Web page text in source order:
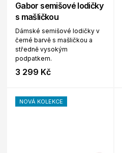
Gabor semišové lodičky
s mašličkou
Dámské semišové lodičky v
černé barvě s mašličkou a
středně vysokým
podpatkem.
3 299 Kč
NOVÁ KOLEKCE